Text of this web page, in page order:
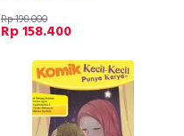
Rp 198.000
Rp 158.400